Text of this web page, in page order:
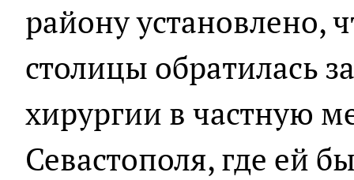
району установлено,
столицы обратилась
хирургии в частную
Севастополя, где ей